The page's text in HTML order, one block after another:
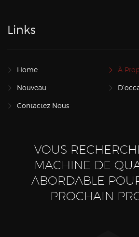
Links
Home À
Nouveau
Contactez Nous
VOUS
MACHINE DE
ABORDABLE
PROCHAIN